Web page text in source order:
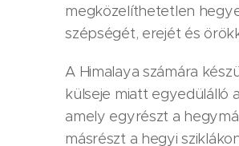
megközelíthetetlen
szépségét, erejét és
A Himalaya számára
külseje miatt egyedülálló
amely egyrészt a
másrészt a hegyi